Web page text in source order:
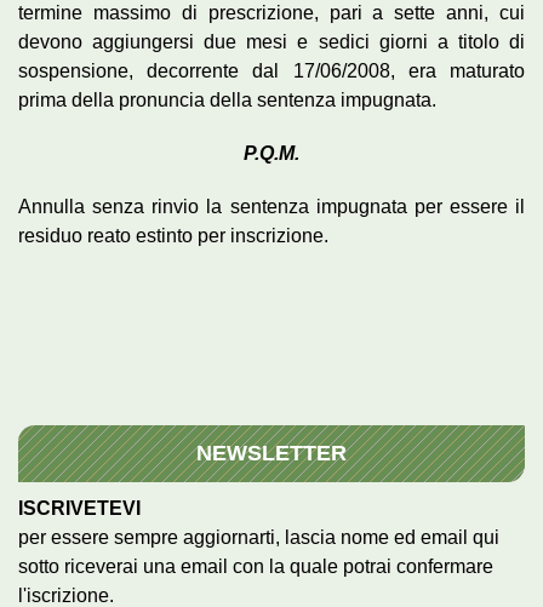
termine massimo di prescrizione, pari a sette anni, cui
devono aggiungersi due mesi e sedici giorni a titolo di
sospensione, decorrente dal 17/06/2008, era maturato
prima della pronuncia della sentenza impugnata.
P.Q.M.
Annulla senza rinvio la sentenza impugnata per essere il
residuo reato estinto per inscrizione.
NEWSLETTER
ISCRIVETEVI
per essere sempre aggiornarti, lascia nome ed email qui
sotto riceverai una email con la quale potrai confermare
l'iscrizione.